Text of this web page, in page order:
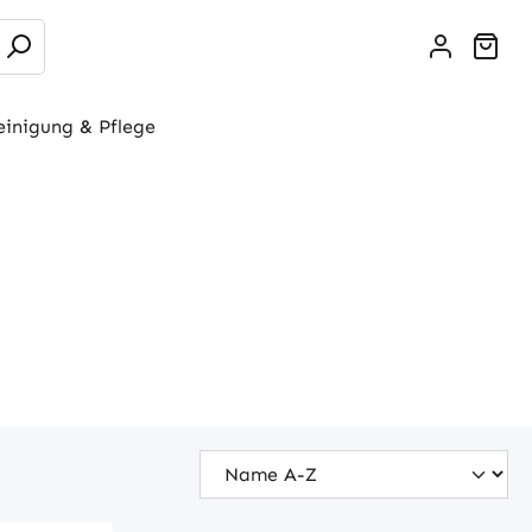
& Pflege